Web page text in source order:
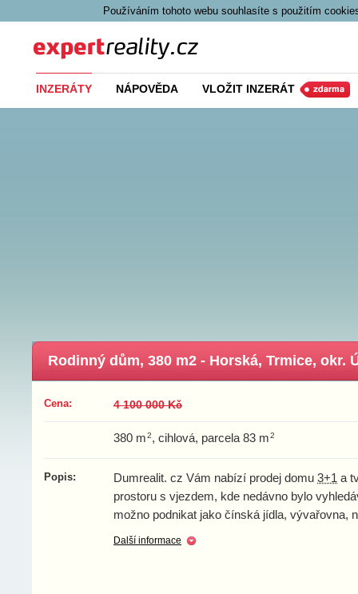
Používáním tohoto webu souhlasíte s použitím
INZERÁTY NÁPOVĚDA VLOŽIT INZERÁT
Rodinný dům, 380 m2 - Horská, Trmice, okr.
Cena: 4 100 000 Kč
380 m2, cihlová, parcela 83 m2
Popis: Dumrealit. cz Vám nabízí prodej domu 3+1 a
prostoru s vjezdem, kde nedávno bylo
možno podnikat jako čínská jídla, vývařovna,
Další informace